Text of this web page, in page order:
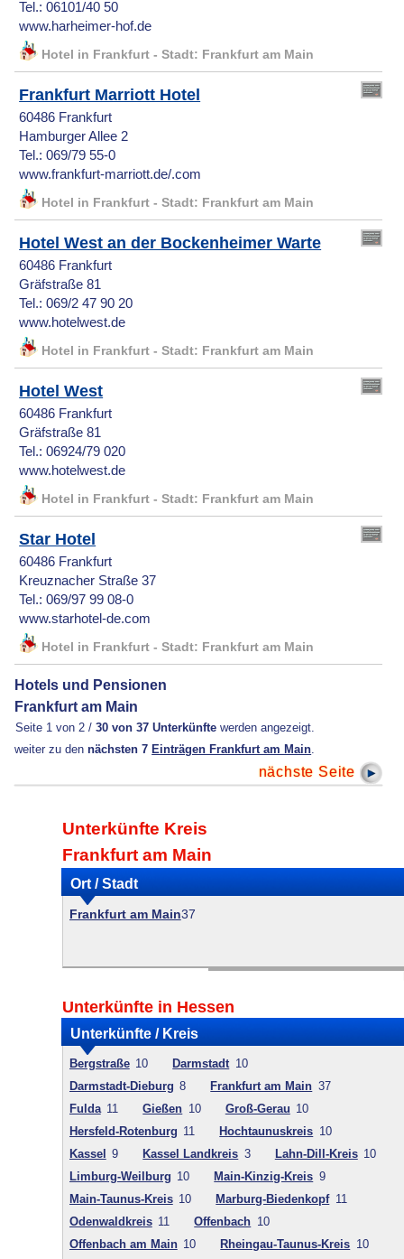
Tel.: 06101/40 50
www.harheimer-hof.de
Hotel in Frankfurt - Stadt: Frankfurt am Main
Frankfurt Marriott Hotel
60486 Frankfurt
Hamburger Allee 2
Tel.: 069/79 55-0
www.frankfurt-marriott.de/.com
Hotel in Frankfurt - Stadt: Frankfurt am Main
Hotel West an der Bockenheimer Warte
60486 Frankfurt
Gräfstraße 81
Tel.: 069/2 47 90 20
www.hotelwest.de
Hotel in Frankfurt - Stadt: Frankfurt am Main
Hotel West
60486 Frankfurt
Gräfstraße 81
Tel.: 06924/79 020
www.hotelwest.de
Hotel in Frankfurt - Stadt: Frankfurt am Main
Star Hotel
60486 Frankfurt
Kreuznacher Straße 37
Tel.: 069/97 99 08-0
www.starhotel-de.com
Hotel in Frankfurt - Stadt: Frankfurt am Main
Hotels und Pensionen
Frankfurt am Main
Seite 1 von 2 / 30 von 37 Unterkünftewerden angezeigt.
weiter zu dennächsten 7 Einträgen Frankfurt am Main.
nächste Seite
Unterkünfte Kreis
Frankfurt am Main
Ort / Stadt
Frankfurt am Main37
Unterkünfte in Hessen
Unterkünfte / Kreis
Bergstraße 10 Darmstadt 10
Darmstadt-Dieburg 8 Frankfurt am Main 37
Fulda 11 Gießen 10 Groß-Gerau 10
Hersfeld-Rotenburg 11 Hochtaunuskreis 10
Kassel
9 Kassel Landkreis 3 Lahn-Dill-Kreis 10
Limburg-Weilburg 10 Main-Kinzig-Kreis 9
Main-Taunus-Kreis 10 Marburg-Biedenkopf 11
Odenwaldkreis 11 Offenbach 10
Offenbach am Main 10 Rheingau-Taunus-Kreis 10